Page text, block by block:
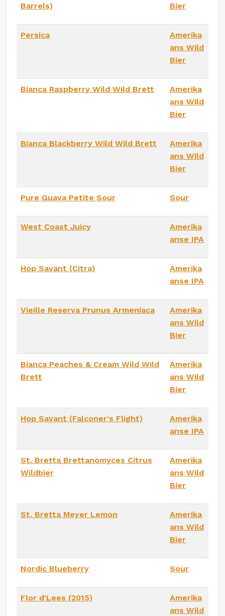
Barrels)
Bier
Persica
Amerika
ans Wild
Bier
Bianca Raspberry Wild Wild Brett
Amerika
ans Wild
Bier
Bianca Blackberry Wild Wild Brett
Amerika
ans Wild
Bier
Pure Guava Petite Sour Sour
West Coast Juicy
Amerika
anse IPA
Hop Savant (Citra)
Amerika
anse IPA
Vieille Reserva Prunus Armeniaca
Amerika
ans Wild
Bier
Bianca Peaches & Cream Wild Wild
Brett
Amerika
ans Wild
Bier
Hop Savant (Falconer's Flight)
Amerika
anse IPA
St. Bretta Brettanomyces Citrus
Wildbier
Amerika
ans Wild
Bier
St. Bretta Meyer Lemon
Amerika
ans Wild
Bier
Nordic Blueberry Sour
Flor d'Lees (2015)
Amerika
ans Wild